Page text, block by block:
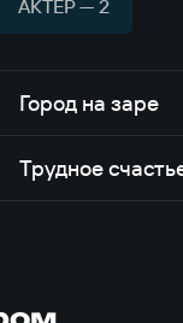
АКТЁР — 2
Город на заре
Трудное